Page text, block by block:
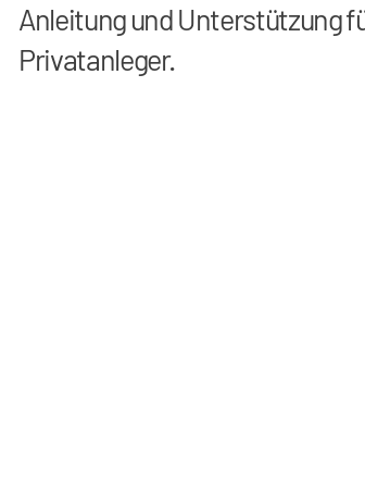
Anleitung und Unterstützung
Privatanleger.